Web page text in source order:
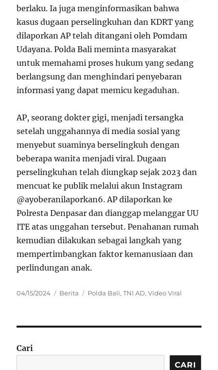
berlaku. Ia juga menginformasikan bahwa
kasus dugaan perselingkuhan dan KDRT yang
dilaporkan AP telah ditangani oleh Pomdam
Udayana. Polda Bali meminta masyarakat
untuk memahami proses hukum yang sedang
berlangsung dan menghindari penyebaran
informasi yang dapat memicu kegaduhan.
AP, seorang dokter gigi, menjadi tersangka
setelah unggahannya di media sosial yang
menyebut suaminya berselingkuh dengan
beberapa wanita menjadi viral. Dugaan
perselingkuhan telah diungkap sejak 2023 dan
mencuat ke publik melalui akun Instagram
@ayoberanilaporkan6. AP dilaporkan ke
Polresta Denpasar dan dianggap melanggar UU
ITE atas unggahan tersebut. Penahanan rumah
kemudian dilakukan sebagai langkah yang
mempertimbangkan faktor kemanusiaan dan
perlindungan anak.
Posted
04/15/2024 Categories
Berita Tags
Polda Bali,TNI AD,Video Viral
Cari
CARI